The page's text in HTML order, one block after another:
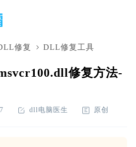
修复 DLL修复工具
修复方法-
dll电脑医生 原创